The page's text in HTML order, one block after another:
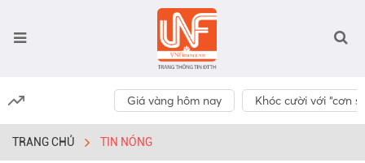
Giá vàng hôm nay Khóc cười với “cơn
TRANG CHỦ TIN NÓNG